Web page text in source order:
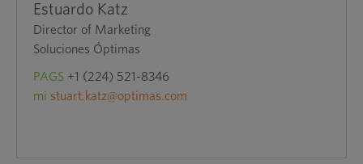
Estuardo Katz
Director of Marketing
Soluciones Óptimas
PAGS +1 (224) 521-8346
mi stuart.katz@optimas.com